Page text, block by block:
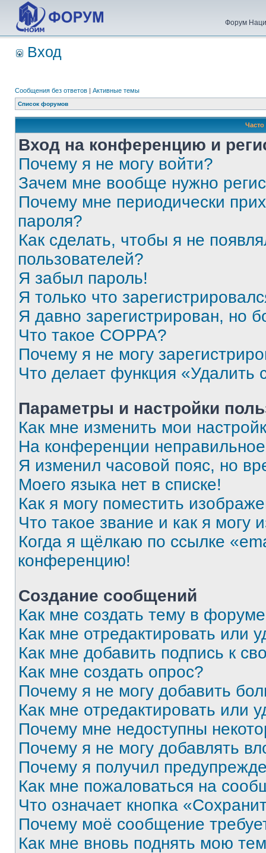
Форум
Вход
Сообщения без ответов | Активные темы
Список форумов
Вход на конференцию и
Почему я не могу войти?
Зачем мне вообще нужно
Почему мне периодически
пароля?
Как сделать, чтобы я не
пользователей?
Я забыл пароль!
Я только что
Я давно зарегистрирован, но
Что такое COPPA?
Почему я не могу
Что делает функция «Удалить
Параметры и настройки
Как мне изменить мои
На конференции
Я изменил часовой пояс, но
Моего языка нет в списке!
Как я могу поместить
Что такое звание и как я могу
Когда я щёлкаю по ссылке
конференцию!
Создание сообщений
Как мне создать тему в
Как мне отредактировать или
Как мне добавить подпись к
Как мне создать опрос?
Почему я не могу добавить
Как мне отредактировать или
Почему мне недоступны
Почему я не могу добавлять
Почему я получил
Как мне пожаловаться на
Что означает кнопка
Почему моё сообщение
Как мне вновь поднять мою